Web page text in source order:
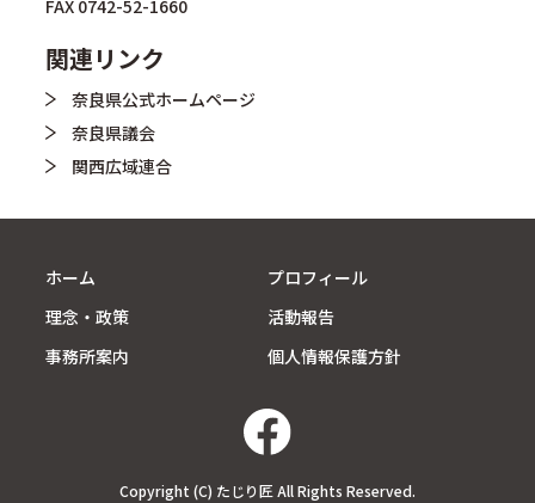
FAX 0742-52-1660
関連リンク
奈良県公式ホームページ
奈良県議会
関西広域連合
ホーム
プロフィール
理念・政策
活動報告
事務所案内
個人情報保護方針
Copyright (C) たじり匠 All Rights Reserved.